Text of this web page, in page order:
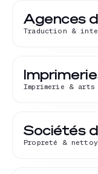
Agences
Traduction &
Imprimerie & arts
Sociétés
Propreté &